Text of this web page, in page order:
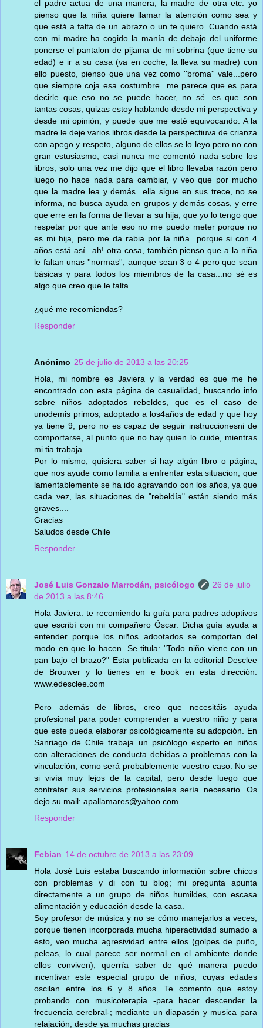
el padre actua de una manera, la madre de otra etc. yo
pienso que la niña quiere llamar la atención como sea y
que está a falta de un abrazo o un te quiero. Cuando está
con mi madre ha cogido la manía de debajo del uniforme
ponerse el pantalon de pijama de mi sobrina (que tiene su
edad) e ir a su casa (va en coche, la lleva su madre) con
ello puesto, pienso que una vez como ''broma'' vale...pero
que siempre coja esa costumbre...me parece que es para
decirle que eso no se puede hacer, no sé...es que son
tantas cosas, quizas estoy hablando desde mi perspectiva y
desde mi opinión, y puede que me esté equivocando. A la
madre le deje varios libros desde la perspectiuva de crianza
con apego y respeto, alguno de ellos se lo leyo pero no con
gran estusiasmo, casi nunca me comentó nada sobre los
libros, solo una vez me dijo que el libro llevaba razón pero
luego no hace nada para cambiar, y veo que por mucho
que la madre lea y demás...ella sigue en sus trece, no se
informa, no busca ayuda en grupos y demás cosas, y erre
que erre en la forma de llevar a su hija, que yo lo tengo que
respetar por que ante eso no me puedo meter porque no
es mi hija, pero me da rabia por la niña...porque si con 4
años está así...ah! otra cosa, también pienso que a la niña
le faltan unas ''normas'', aunque sean 3 o 4 pero que sean
básicas y para todos los miembros de la casa...no sé es
algo que creo que le falta
¿qué me recomiendas?
Responder
Anónimo 25 de julio de 2013 a las 20:25
Hola, mi nombre es Javiera y la verdad es que me he
encontrado con esta página de casualidad, buscando info
sobre niños adoptados rebeldes, que es el caso de
unodemis primos, adoptado a los4años de edad y que hoy
ya tiene 9, pero no es capaz de seguir instruccionesni de
comportarse, al punto que no hay quien lo cuide, mientras
mi tia trabaja...
Por lo mismo, quisiera saber si hay algún libro o página,
que nos ayude como familia a enfrentar esta situacion, que
lamentablemente se ha ido agravando con los años, ya que
cada vez, las situaciones de "rebeldía" están siendo más
graves....
Gracias
Saludos desde Chile
Responder
José Luis Gonzalo Marrodán, psicólogo
26 de julio
de 2013 a las 8:46
Hola Javiera: te recomiendo la guía para padres adoptivos
que escribí con mi compañero Óscar. Dicha guía ayuda a
entender porque los niños adootados se comportan del
modo en que lo hacen. Se titula: "Todo niño viene con un
pan bajo el brazo?" Esta publicada en la editorial Desclee
de Brouwer y lo tienes en e book en esta dirección:
www.edesclee.com
Pero además de libros, creo que necesitáis ayuda
profesional para poder comprender a vuestro niño y para
que este pueda elaborar psicológicamente su adopción. En
Sanriago de Chile trabaja un psicólogo experto en niños
con alteraciones de conducta debidas a problemas con la
vinculación, como será probablemente vuestro caso. No se
si vivía muy lejos de la capital, pero desde luego que
contratar sus servicios profesionales sería necesario. Os
dejo su mail: apallamares@yahoo.com
Responder
Febian 14 de octubre de 2013 a las 23:09
Hola José Luis estaba buscando información sobre chicos
con problemas y di con tu blog; mi pregunta apunta
directamente a un grupo de niños humildes, con escasa
alimentación y educación desde la casa.
Soy profesor de música y no se cómo manejarlos a veces;
porque tienen incorporada mucha hiperactividad sumado a
ésto, veo mucha agresividad entre ellos (golpes de puño,
peleas, lo cual parece ser normal en el ambiente donde
ellos conviven); querría saber de qué manera puedo
incentivar este especial grupo de niños, cuyas edades
oscilan entre los 6 y 8 años. Te comento que estoy
probando con musicoterapia -para hacer descender la
frecuencia cerebral-; mediante un diapasón y musica para
relajación; desde ya muchas gracias